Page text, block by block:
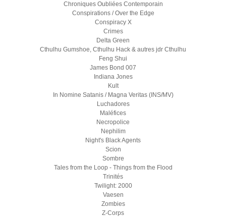
Chroniques Oubliées Contemporain
Conspirations / Over the Edge
Conspiracy X
Crimes
Delta Green
Cthulhu Gumshoe, Cthulhu Hack & autres jdr Cthulhu
Feng Shui
James Bond 007
Indiana Jones
Kult
In Nomine Satanis / Magna Veritas (INS/MV)
Luchadores
Maléfices
Necropolice
Nephilim
Night's Black Agents
Scion
Sombre
Tales from the Loop - Things from the Flood
Trinités
Twilight: 2000
Vaesen
Zombies
Z-Corps